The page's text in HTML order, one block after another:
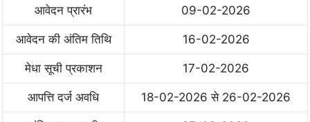
आवेदन प्रारंभ 09-02-2026
आवेदन की अंतिम तिथि 16-02-2026
मेधा सूची प्रकाशन 17-02-2026
आपत्ति दर्ज अवधि 18-02-2026 से 26-02-2026